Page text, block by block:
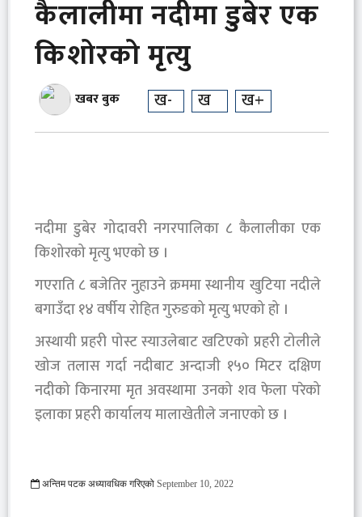
कैलालीमा नदीमा डुबेर एक
किशोरको मृत्यु
खबर बुक ख- ख ख+
नदीमा डुबेर गोदावरी नगरपालिका ८ कैलालीका एक
किशोरको मृत्यु भएको छ ।
गएराति ८ बजेतिर नुहाउने क्रममा स्थानीय खुटिया नदीले
बगाउँदा १४ वर्षीय रोहित गुरुङको मृत्यु भएको हो ।
अस्थायी प्रहरी पोस्ट स्याउलेबाट खटिएको प्रहरी टोलीले
खोज तलास गर्दा नदीबाट अन्दाजी १५० मिटर दक्षिण
नदीको किनारमा मृत अवस्थामा उनको शव फेला परेको
इलाका प्रहरी कार्यालय मालाखेतीले जनाएको छ ।
अन्तिम पटक अध्यावधिक गरिएको September 10, 2022